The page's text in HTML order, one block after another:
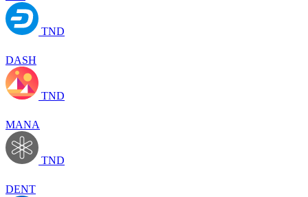
TND
DASH
TND
MANA
TND
DENT